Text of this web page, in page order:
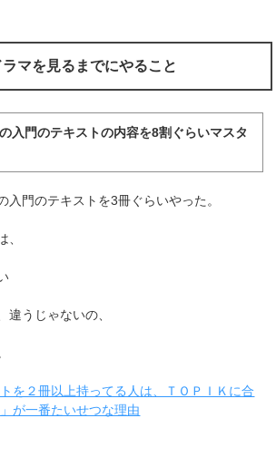
マを見るまでにやること
入門のテキストの内容を8割ぐらいマスタ
入門のテキストを3冊ぐらいやった。
、
違うじゃないの、
を２冊以上持ってる人は、ＴＯＰＩＫに合
が一番たいせつな理由